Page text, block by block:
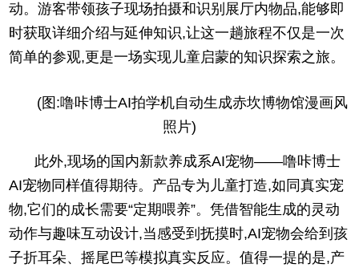
动。游客带领孩子现场拍摄和识别展厅内物品,能够即
时获取详细介绍与延伸知识,让这一趟旅程不仅是一次
简单的参观,更是一场实现儿童启蒙的知识探索之旅。
(图:噜咔博士AI拍学机自动生成赤坎博物馆漫画风
照片)
此外,现场的国内新款养成系AI宠物——噜咔博士
AI宠物同样值得期待。产品专为儿童打造,如同真实宠
物,它们的成长需要“定期喂养”。凭借智能生成的灵动
动作与趣味互动设计,当感受到抚摸时,AI宠物会给到孩
子折耳朵、摇尾巴等模拟真实反应。值得一提的是,产